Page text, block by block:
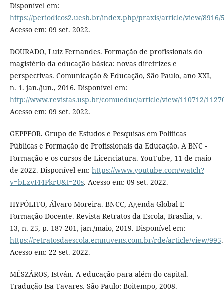
Disponível em:
https://periodicos2.uesb.br/index.php/praxis/article/view/8916/
Acesso em: 09 set. 2022.
DOURADO, Luiz Fernandes. Formação de profissionais do
magistério da educação básica: novas diretrizes e
perspectivas. Comunicação & Educação, São Paulo, ano XXI,
n. 1. jan./jun., 2016. Disponível em:
http://www.revistas.usp.br/comueduc/article/view/110712/
Acesso em: 09 set. 2022.
GEPPFOR. Grupo de Estudos e Pesquisas em Políticas
Públicas e Formação de Profissionais da Educação. A BNC -
Formação e os cursos de Licenciatura. YouTube, 11 de maio
de 2022. Disponível em: https://www.youtube.com/watch?
v=bLzvI44PkrU&t=20s. Acesso em: 09 set. 2022.
HYPÓLITO, Álvaro Moreira. BNCC, Agenda Global E
Formação Docente. Revista Retratos da Escola, Brasília, v.
13, n. 25, p. 187-201, jan./maio, 2019. Disponível em:
https://retratosdaescola.emnuvens.com.br/rde/article/view/995.
Acesso em: 22 set. 2022.
MÉSZÁROS, István. A educação para além do capital.
Tradução Isa Tavares. São Paulo: Boitempo, 2008.